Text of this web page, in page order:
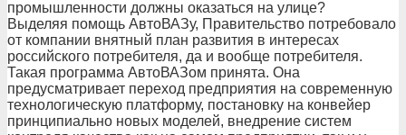
промышленности должны оказаться на улице?
Выделяя помощь АвтоВАЗу, Правительство потребовало
от компании внятный план развития в интересах
российского потребителя, да и вообще потребителя.
Такая программа АвтоВАЗом принята. Она
предусматривает переход предприятия на современную
технологическую платформу, постановку на конвейер
принципиально новых моделей, внедрение систем